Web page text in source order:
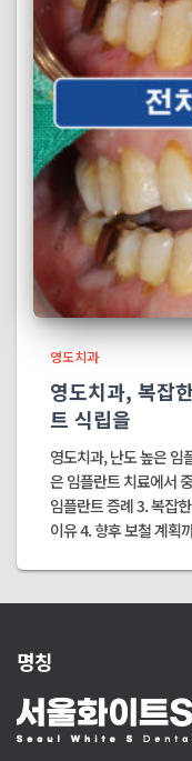
영도치과
영도치과, 복잡
트 식립을
영도치과, 난도 높은 임
은 임플란트 치료에서
임플란트 증례 3. 복잡
이유 4. 향후 보철 계획
명칭